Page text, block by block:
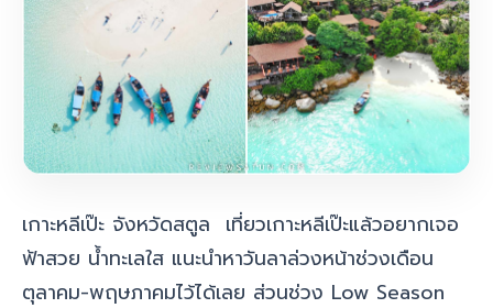
เกาะหลีเป๊ะ จังหวัดสตูล
เที่ยวเกาะหลีเป๊ะแล้วอยากเจอ
ฟ้าสวย น้ำทะเลใส แนะนำหาวันลาล่วงหน้าช่วงเดือน
ตุลาคม-พฤษภาคมไว้ได้เลย ส่วนช่วง Low Season